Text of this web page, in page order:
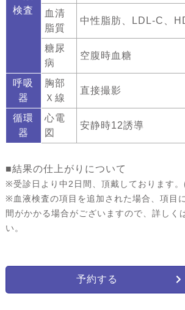
検査
血清
脂質
中性脂肪、LDL-C、
糖尿
病
空腹時血糖
呼吸
器
胸部
Ｘ線
直接撮影
循環
器
心電
図
安静時12誘導
■結果の仕上がりについて
※受診日より中2日間、頂戴しております
※血液検査の項目を追加された場合、項目
間がかかる場合がございますので、詳しく
い。
予約する